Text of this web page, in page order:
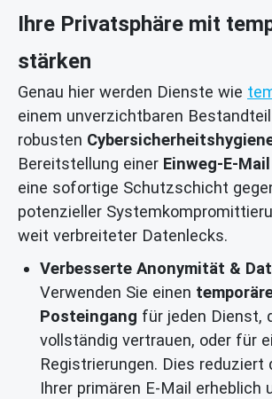
Ihre Privatsphäre mit
stärken
Genau hier werden Dienste wie
einem unverzichtbaren
robusten
Bereitstellung einer Einweg-E-Mail
eine sofortige Schutzschicht
potenzieller
weit verbreiteter Datenlecks.
Verbesserte Anonymität &
Verwenden Sie einen
Posteingang für jeden Dienst,
vollständig vertrauen, oder für
Registrierungen. Dies reduziert
Ihrer primären E-Mail erheblich